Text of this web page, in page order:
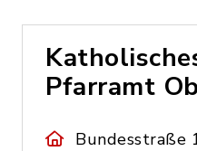
Pfarramt
Bundesstraße